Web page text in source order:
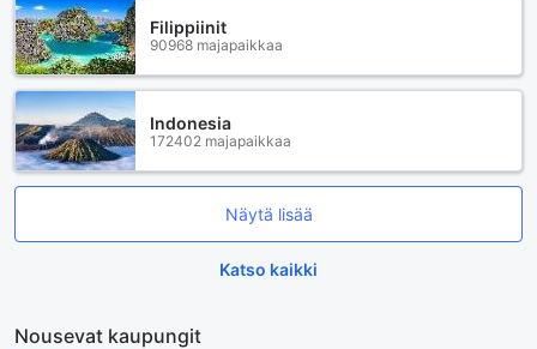
Filippiinit
90968 majapaikkaa
Indonesia
172402 majapaikkaa
Näytä lisää
Katso kaikki
Nousevat kaupungit